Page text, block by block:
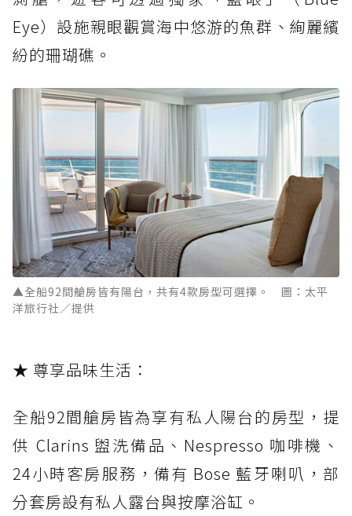
Eye）設施親眼觀賞海中悠游的魚群、絢麗繽
紛的珊瑚礁。
▲全船92間艙房皆有陽台，共有4款房型可選擇。 圖：太平
洋旅行社／提供
★ 尊享品味生活：
全船92間艙房皆為享有私人陽台的房型，提
供 Clarins 盥洗備品、Nespresso 咖啡機、
24小時客房服務，備有 Bose 藍牙喇叭，部
分套房設有私人露台與按摩浴缸。